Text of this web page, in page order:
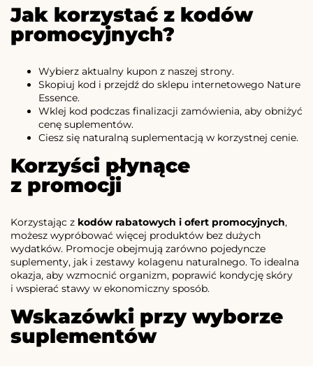
Jak korzystać z kodów
promocyjnych?
Wybierz aktualny kupon z naszej strony.
Skopiuj kod i przejdź do sklepu internetowego Nature
Essence.
Wklej kod podczas finalizacji zamówienia, aby obniżyć
cenę suplementów.
Ciesz się naturalną suplementacją w korzystnej cenie.
Korzyści płynące
z promocji
Korzystając z kodów rabatowych i ofert promocyjnych,
możesz wypróbować więcej produktów bez dużych
wydatków. Promocje obejmują zarówno pojedyncze
suplementy, jak i zestawy kolagenu naturalnego. To idealna
okazja, aby wzmocnić organizm, poprawić kondycję skóry
i wspierać stawy w ekonomiczny sposób.
Wskazówki przy wyborze
suplementów